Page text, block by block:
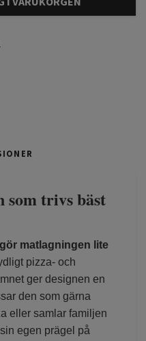
som trivs bäst
matlagningen lite
pizza- och
ger designen en
den som gärna
eller samlar familjen
egen prägel på